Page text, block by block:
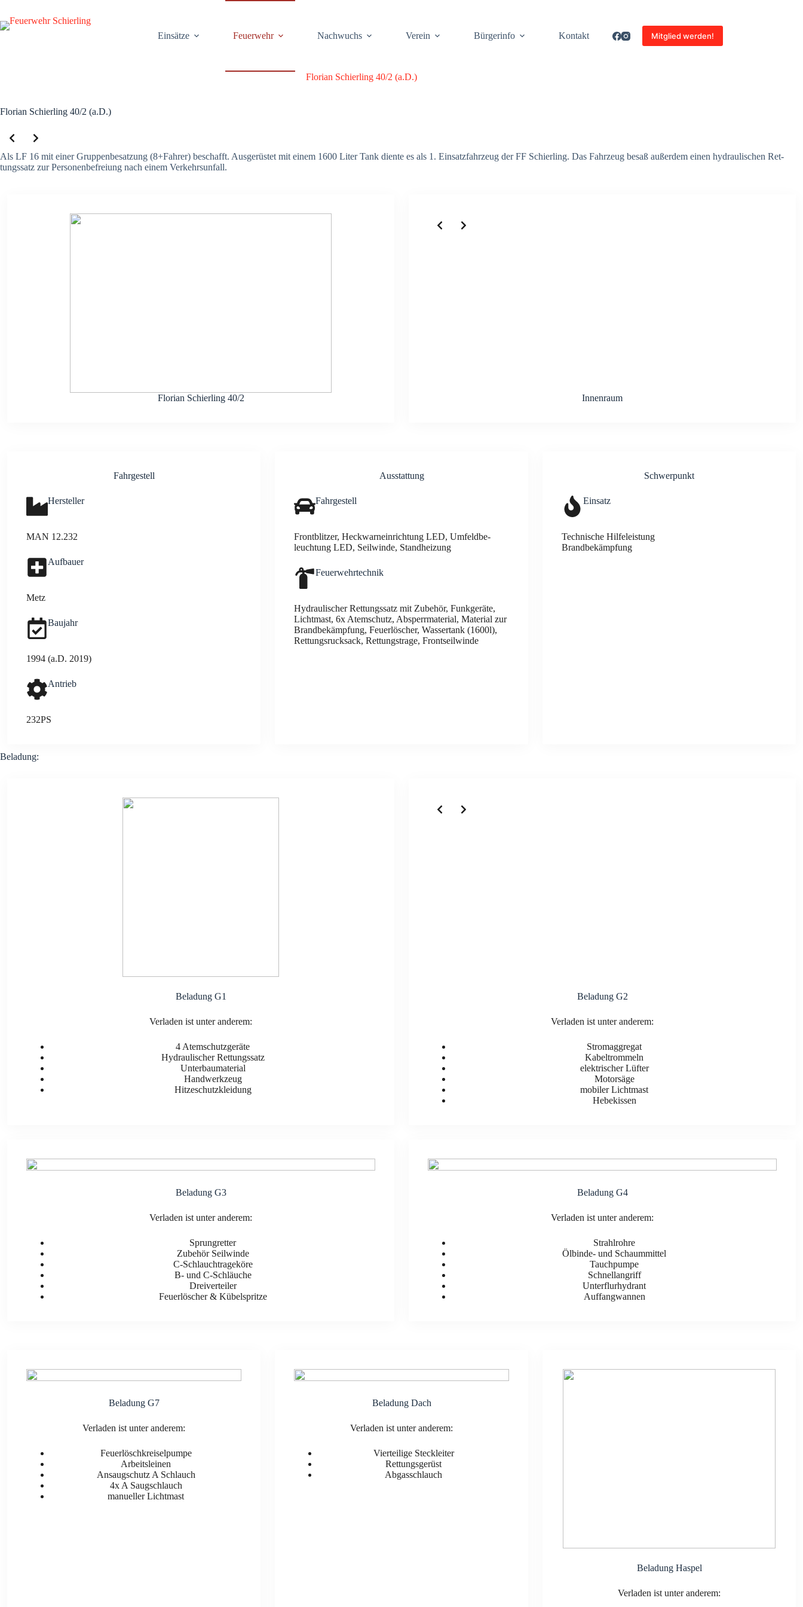
Inhalt
springen
Ein­sät­ze
Feu­er­wehr Nach­wuchs Ver­ein Bür­ger­info Kon­takt Mitglied werden!
Flo­ri­an Schier­ling 40/2 (a.D.)
Flo­ri­an Schier­ling 40/2 (a.D.)
Als LF 16 mit einer Grup­pen­be­sat­zung (8+Fahrer) beschafft. Aus­ge­rüs­tet mit einem 1600 Liter Tank dien­te es als 1. Ein­satz­fahr­zeug der FF Schier­ling. Das Fahr­zeug besaß außer­dem einen hydrau­li­schen Ret­
tungs­satz zur Per­so­nen­be­frei­ung nach einem Ver­kehrs­un­fall.
Flo­ri­an Schier­ling 40/2 Innen­raum
Fahr­ge­stell
Her­stel­ler
MAN 12.232
Auf­bau­er
Metz
Bau­jahr
1994 (a.D. 2019)
Antrieb
232PS
Aus­stat­tung
Fahr­ge­stell
Front­blit­zer, Heck­warn­ein­rich­tung LED, Umfeld­be­
leuch­tung LED, Seil­win­de, Stand­hei­zung
Feu­er­wehr­tech­nik
Hydrau­li­scher Ret­tungs­satz mit Zube­hör, Funk­ge­rä­te,
Licht­mast, 6x Atem­schutz, Absperr­ma­te­ri­al, Mate­ri­al zur
Brand­be­kämp­fung, Feu­er­lö­scher, Was­ser­tank (1600l),
Ret­tungs­ruck­sack, Ret­tungs­tra­ge, Front­seil­win­de
Schwer­punkt
Ein­satz
Tech­ni­sche Hil­fe­leis­tung
Brand­be­kämp­fung
Bela­dung:
Bela­dung G1
Ver­la­den ist unter ande­rem:
4 Atem­schutz­ge­rä­te
Hydrau­li­scher Ret­tungs­satz
Unter­bau­ma­te­ri­al
Hand­werk­zeug
Hit­ze­schutz­klei­dung
Bela­dung G2
Ver­la­den ist unter ande­rem:
Strom­ag­gre­gat
Kabel­trom­meln
elek­tri­scher Lüf­ter
Motor­sä­ge
mobi­ler Licht­mast
Hebe­kis­sen
Bela­dung G3
Ver­la­den ist unter ande­rem:
Sprung­ret­ter
Zube­hör Seil­win­de
C‑Schlauchtrageköre
B- und C‑Schläuche
Drei­ver­tei­ler
Feu­er­lö­scher & Kübel­sprit­ze
Bela­dung G4
Ver­la­den ist unter ande­rem:
Strahl­roh­re
Ölbin­de- und Schaum­mit­tel
Tauch­pum­pe
Schnell­an­griff
Unter­flur­hy­drant
Auf­fang­wan­nen
Bela­dung G7
Ver­la­den ist unter ande­rem:
Feu­er­lösch­krei­sel­pum­pe
Arbeits­lei­nen
Ansaug­schutz A Schlauch
4x A Saug­schlauch
manu­el­ler Licht­mast
Bela­dung Dach
Ver­la­den ist unter ande­rem:
Vier­tei­li­ge Steck­lei­ter
Ret­tungs­ge­rüst
Abgas­schlauch
Bela­dung Has­pel
Ver­la­den ist unter ande­rem: